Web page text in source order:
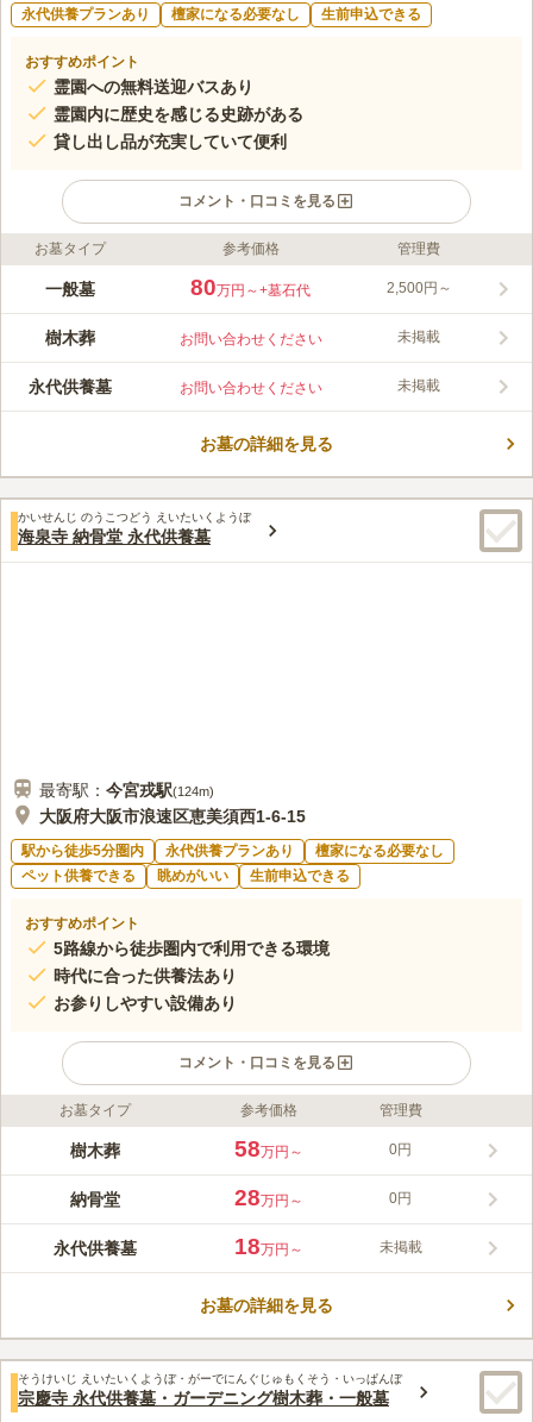
永代供養プランあり 檀家になる必要なし 生前申込できる
おすすめポイント
霊園への無料送迎バスあり
霊園内に歴史を感じる史跡がある
貸し出し品が充実していて便利
コメント・口コミを見る
ライフドット編集部のコメント
瓜破霊園は、大阪市によってつくられたされた施設霊園です。広
ており、清々しい空気の中で、気持ちよく故人と向き合うことが
できます。 休憩所や売店を完備しており、線香やロウソクを購
を借りることもできます。 お墓参りの荷物が少なくて済むのも
魅力のひとつです。 2010年（平成22年）3月には合葬式墓地も
開設されました。毎年10月1日に合葬式墓地の献花式が執り行わ
自宅からマイカーで30分程度の距離にあり、最寄りの「瓜破駅」
周辺には食事処や花店などもあるが、墓地そのものには最近になって
「花」だけを販売している墓屋が出来た程度なので毎回事前に自宅で準備
してからお参りに行っている。直近の幹線道には大型のレストランなどが
多くあるので10人程度なら予約なしでも困ることはない。
口コミの続きを読む
お墓タイプ 参考価格 管理費
一般墓 80万円～+墓石代 2,500円～
樹木葬 お問い合わせください 未掲載
永代供養墓 お問い合わせください 未掲載
お墓の詳細を見る
かいせんじ のうこつどう えいたいくようぼ
海泉寺 納骨堂 永代供養墓
最寄駅： 今宮戎駅(124m)
大阪府大阪市浪速区恵美須西1-6-15
駅から徒歩5分圏内 永代供養プランあり
檀家になる必要なし
ペット供養できる
眺めがいい 生前申込できる
おすすめポイント
5路線から徒歩圏内で利用できる環境
時代に合った供養法あり
お参りしやすい設備あり
コメント・口コミを見る
ライフドット編集部のコメント
海泉寺はアクセスに便利な大阪市内の寺院で、有名な今宮戎神社
残されたご遺族にご負担がない永代供養付で、無縁になる心配が
ありません。将来、子孫が管理をできなくなったり、途絶えてし
問で気兼ねなく申し込めます。 交通至便で私鉄の駅が目の前に
あり、地下鉄からは徒歩約3分で到着します。 納骨堂や法要施設
に直結した駐車場もあり、雨の日でも濡れずにお参りできます。
最寄駅がたくさんあり、大阪の市街地なのでたくさんお店があ
り、ろうそくも花も簡単に買うことができる。また食事する場所もたくさ
んあり困ることは何もない
口コミの続きを読む
お墓タイプ 参考価格 管理費
樹木葬 58万円～ 0円
納骨堂 28万円～ 0円
永代供養墓 18万円～ 未掲載
お墓の詳細を見る
そうけいじ えいたいくようぼ・がーでにんぐじゅもくそう・いっぱんぼ
宗慶寺 永代供養墓・ガーデニング樹木葬・一般墓